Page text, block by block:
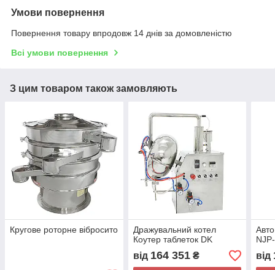
Умови повернення
Повернення товару впродовж 14 днів за домовленістю
Всі умови повернення
З цим товаром також замовляють
Кругове роторне вібросито
Дражувальний котел
Коутер таблеток DK
від 164 351₴ від